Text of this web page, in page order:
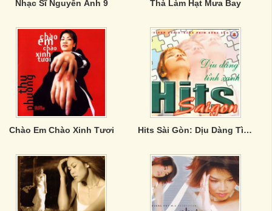
Nhạc Sĩ Nguyễn Ánh 9 Thà Làm Hạt Mưa Bay
Chào Em Chào Xinh Tươi Hits Sài Gòn: Dịu Dàng Tình Xanh